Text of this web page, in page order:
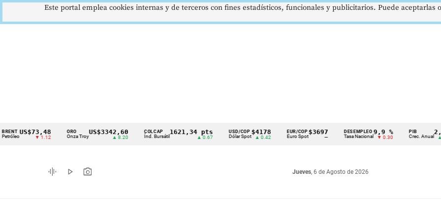
Cintillo
indicadores
económicos
▼ 1.12
ORO
Onza Troy
US$3342,60 COLCAP
Índ. Bursátil
1621,34 pts USD/COP
Dólar Spot
$4178
▲ 0.42
EUR/COP
Euro Spot
$3697
—
DESEMPLEO
Tasa Nacional
9,9 %
▼ 0.30
PIB
Crec. Anual
2,8 %
▲ 0.10
graphic_eq play_arrow photo_camera Jueves, 6 de Agosto de 2026
Este portal emplea cookies internas y de terceros con fines estadísticos, funcionales y publicitarios. Puede aceptarlas